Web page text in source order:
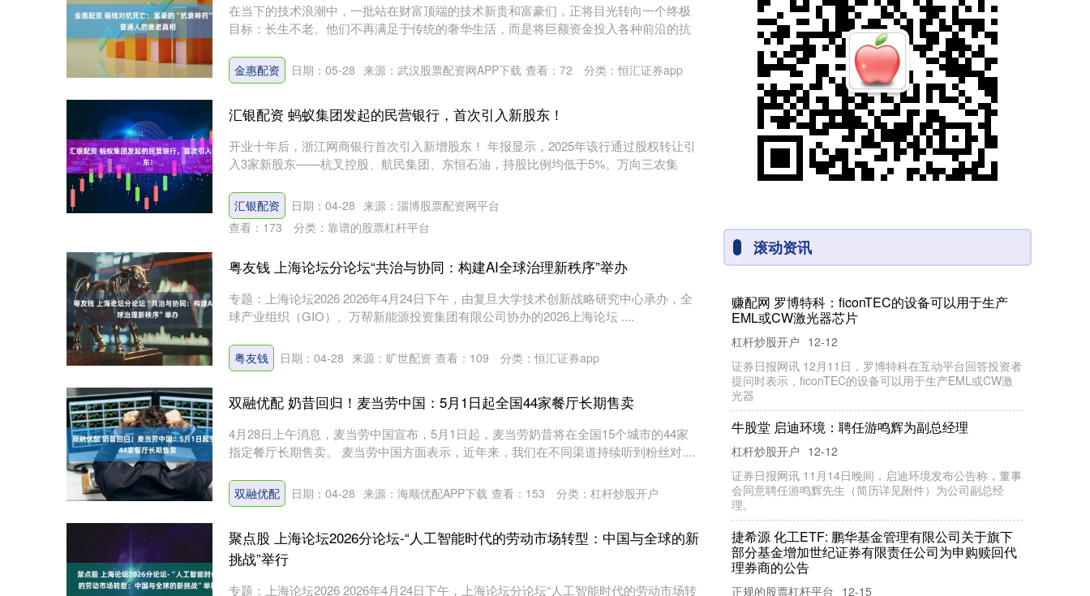
在当下的技术浪潮中，一批站在财富顶端的技术新贵和富豪们，正将目光转向一个终极
目标：长生不老。他们不再满足于传统的奢华生活，而是将巨额资金投入各种前沿的抗
金惠配资 日期：05-28 来源：武汉股票配资网APP下载 查看： 72 分类：恒汇证券app
汇银配资 蚂蚁集团发起的民营银行，首次引入新股东！
开业十年后，浙江网商银行首次引入新增股东！ 年报显示，2025年该行通过股权转让引
入3家新股东——杭叉控股、航民集团、东恒石油，持股比例均低于5%。万向三农集
汇银配资 日期：04-28 来源：淄博股票配资网平台
查看： 173 分类： 靠谱的股票杠杆平台
粤友钱 上海论坛分论坛“共治与协同：构建AI全球治理新秩序”举办
专题：上海论坛2026 2026年4月24日下午，由复旦大学技术创新战略研究中心承办，全
球产业组织（GIO）、万帮新能源投资集团有限公司协办的2026上海论坛 ....
粤友钱 日期：04-28 来源：旷世配资 查看： 109 分类：恒汇证券app
双融优配 奶昔回归！麦当劳中国：5月1日起全国44家餐厅长期售卖
4月28日上午消息，麦当劳中国宣布，5月1日起，麦当劳奶昔将在全国15个城市的44家
指定餐厅长期售卖。 麦当劳中国方面表示，近年来，我们在不同渠道持续听到粉丝对....
双融优配 日期：04-28 来源：海顺优配APP下载 查看： 153 分类： 杠杆炒股开户
聚点股 上海论坛2026分论坛-“人工智能时代的劳动市场转型：中国与全球的新
挑战”举行
专题：上海论坛2026 2026年4月24日下午，上海论坛分论坛“人工智能时代的劳动市场转
滚动资讯
赚配网 罗博特科：ficonTEC的设备可以用于生产
EML或CW激光器芯片
杠杆炒股开户 12-12
证券日报网讯 12月11日，罗博特科在互动平台回答投资者
提问时表示，ficonTEC的设备可以用于生产EML或CW激
光器
牛股堂 启迪环境：聘任游鸣辉为副总经理
杠杆炒股开户 12-12
证券日报网讯 11月14日晚间，启迪环境发布公告称，董事
会同意聘任游鸣辉先生（简历详见附件）为公司副总经
理。
捷希源 化工ETF: 鹏华基金管理有限公司关于旗下
部分基金增加世纪证券有限责任公司为申购赎回代
理券商的公告
正规的股票杠杆平台 12-15